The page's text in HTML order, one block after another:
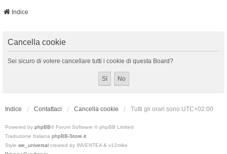
Indice
Cancella cookie
Sei sicuro di volere cancellare tutti i cookie di questa Board?
Indice Contattaci Cancella cookie Tutti gli orari sono UTC+02:00
Powered by phpBB® Forum Software © phpBB Limited
Traduzione Italiana phpBB-Store.it
Style we_universal created by INVENTEA & v12mike